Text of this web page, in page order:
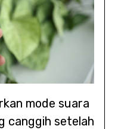
mode suara
canggih setelah